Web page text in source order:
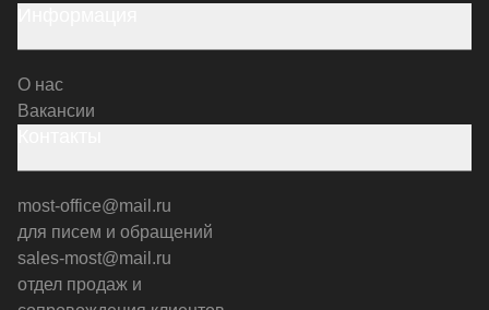
О нас
Вакансии
most-office@mail.ru
для писем и обращений
sales-most@mail.ru
отдел продаж и